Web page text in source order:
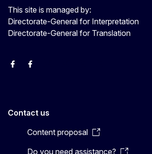
This site is managed by:
Directorate-General for Interpretation
Directorate-General for Translation
EU Interpreters
Translating for Europe
Contact us
Content proposal
Do you need assistance?